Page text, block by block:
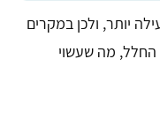
יותר, ולכן במקרים
מה שעשוי